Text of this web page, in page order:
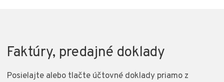
Faktúry, predajné doklady
Posielajte alebo tlačte účtovné doklady priamo z